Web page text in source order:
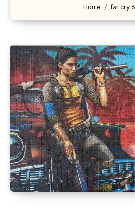
Home far cry 6